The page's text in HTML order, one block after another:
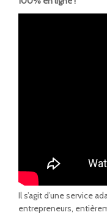
Il s’agit d’une service
entrepreneurs,